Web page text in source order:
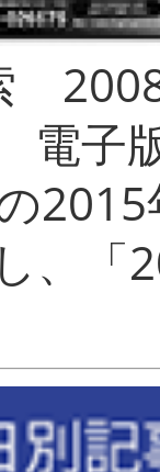
子
、「